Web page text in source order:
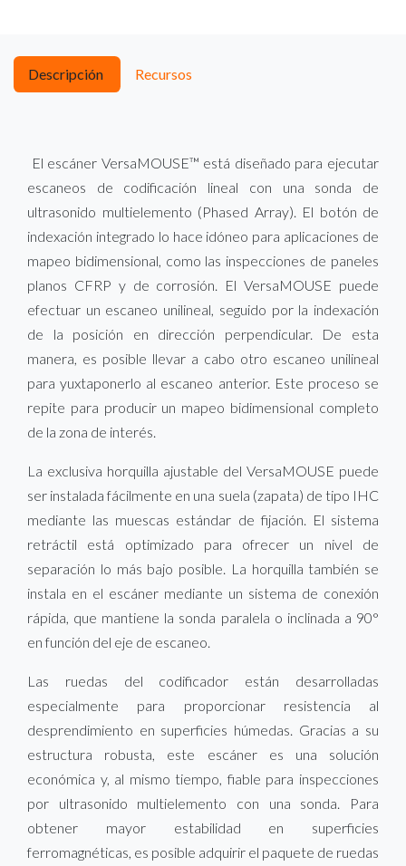
Descripción Recursos
El escáner VersaMOUSE™ está diseñado para ejecutar
escaneos de codificación lineal con una sonda de
ultrasonido multielemento (Phased Array). El botón de
indexación integrado lo hace idóneo para aplicaciones de
mapeo bidimensional, como las inspecciones de paneles
planos CFRP y de corrosión. El VersaMOUSE puede
efectuar un escaneo unilineal, seguido por la indexación
de la posición en dirección perpendicular. De esta
manera, es posible llevar a cabo otro escaneo unilineal
para yuxtaponerlo al escaneo anterior. Este proceso se
repite para producir un mapeo bidimensional completo
de la zona de interés.
La exclusiva horquilla ajustable del VersaMOUSE puede
ser instalada fácilmente en una suela (zapata) de tipo IHC
mediante las muescas estándar de fijación. El sistema
retráctil está optimizado para ofrecer un nivel de
separación lo más bajo posible. La horquilla también se
instala en el escáner mediante un sistema de conexión
rápida, que mantiene la sonda paralela o inclinada a 90°
en función del eje de escaneo.
Las ruedas del codificador están desarrolladas
especialmente para proporcionar resistencia al
desprendimiento en superficies húmedas. Gracias a su
estructura robusta, este escáner es una solución
económica y, al mismo tiempo, fiable para inspecciones
por ultrasonido multielemento con una sonda. Para
obtener mayor estabilidad en superficies
ferromagnéticas, es posible adquirir el paquete de ruedas